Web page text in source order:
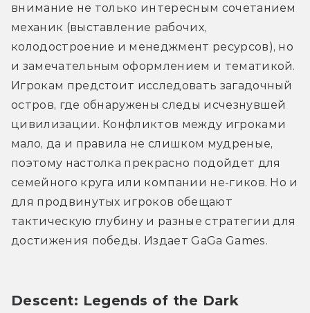
внимание не только интересным сочетанием
механик (выставление рабочих,
колодостроение и менеджмент ресурсов), но
и замечательным оформлением и тематикой.
Игрокам предстоит исследовать загадочный
остров, где обнаружены следы исчезнувшей
цивилизации. Конфликтов между игроками
мало, да и правила не слишком мудреные,
поэтому настолка прекрасно подойдет для
семейного круга или компании не-гиков. Но и
для продвинутых игроков обещают
тактическую глубину и разные стратегии для
достижения победы. Издает GaGa Games.
Descent: Legends of the Dark